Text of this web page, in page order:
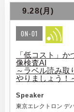
9.28(月)
ON-01
「低コスト」
像検査AI
～ラベル読み取
やりましょう！
Speaker
東京エレクトロン デ